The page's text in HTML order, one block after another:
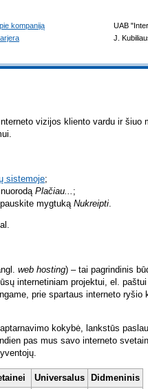
vizijos kliento vardu ir šiuo
sistemoje;
Plačiau... ;
mygtuką Nukreipti.
web hosting) – tai pagrindinis
internetiniam projektui, el.
prie spartaus interneto ryšio
kokybė, lankstūs
pas mus savo interneto
Universalus
Didmeninis